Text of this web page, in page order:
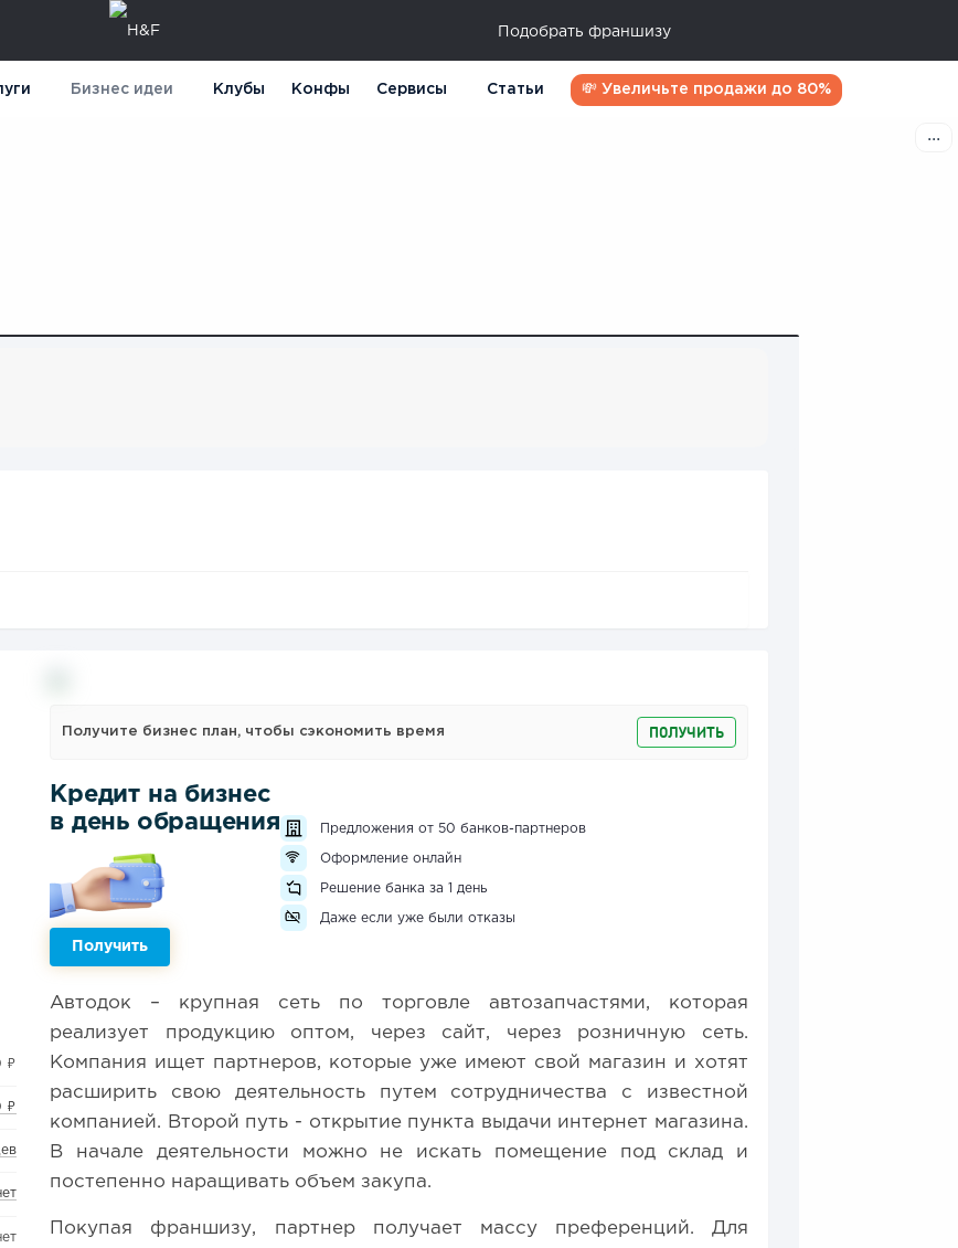
Подобрать франшизу
Бизнес идеи Клубы Конфы Сервисы Статьи 💸 Увеличьте продажи до 80%
₽
₽
Получите бизнес план, чтобы сэкономить время ПОЛУЧИТЬ
Кредит на бизнес
в день обращения
Получить
Предложения от 50 банков-партнеров
Оформление онлайн
Решение банка за 1 день
Даже если уже были отказы
Автодок – крупная сеть по торговле автозапчастями, которая
реализует продукцию оптом, через сайт, через розничную сеть.
Компания ищет партнеров, которые уже имеют свой магазин и хотят
расширить свою деятельность путем сотрудничества с известной
компанией. Второй путь - открытие пункта выдачи интернет магазина.
В начале деятельности можно не искать помещение под склад и
постепенно наращивать объем закупа.
Покупая франшизу, партнер получает массу преференций. Для